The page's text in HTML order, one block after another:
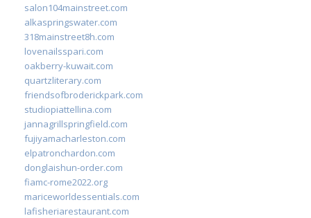
salon104mainstreet.com
alkaspringswater.com
318mainstreet8h.com
lovenailsspari.com
oakberry-kuwait.com
quartzliterary.com
friendsofbroderickpark.com
studiopiattellina.com
jannagrillspringfield.com
fujiyamacharleston.com
elpatronchardon.com
donglaishun-order.com
fiamc-rome2022.org
mariceworldessentials.com
lafisheriarestaurant.com